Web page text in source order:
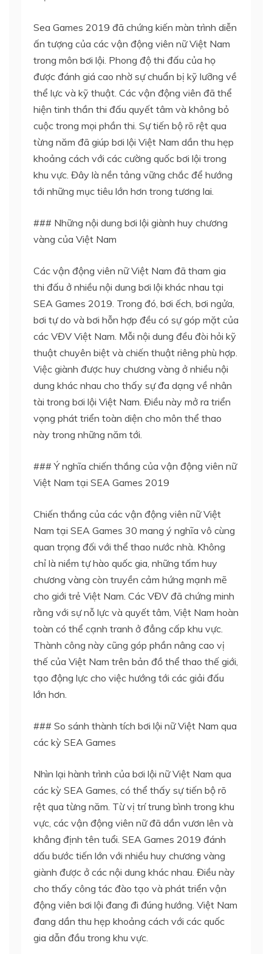
Sea Games 2019 đã chứng kiến màn trình diễn
ấn tượng của các vận động viên nữ Việt Nam
trong môn bơi lội. Phong độ thi đấu của họ
được đánh giá cao nhờ sự chuẩn bị kỹ lưỡng về
thể lực và kỹ thuật. Các vận động viên đã thể
hiện tinh thần thi đấu quyết tâm và không bỏ
cuộc trong mọi phần thi. Sự tiến bộ rõ rệt qua
từng năm đã giúp bơi lội Việt Nam dần thu hẹp
khoảng cách với các cường quốc bơi lội trong
khu vực. Đây là nền tảng vững chắc để hướng
tới những mục tiêu lớn hơn trong tương lai.
### Những nội dung bơi lội giành huy chương
vàng của Việt Nam
Các vận động viên nữ Việt Nam đã tham gia
thi đấu ở nhiều nội dung bơi lội khác nhau tại
SEA Games 2019. Trong đó, bơi ếch, bơi ngửa,
bơi tự do và bơi hỗn hợp đều có sự góp mặt của
các VĐV Việt Nam. Mỗi nội dung đều đòi hỏi kỹ
thuật chuyên biệt và chiến thuật riêng phù hợp.
Việc giành được huy chương vàng ở nhiều nội
dung khác nhau cho thấy sự đa dạng về nhân
tài trong bơi lội Việt Nam. Điều này mở ra triển
vọng phát triển toàn diện cho môn thể thao
này trong những năm tới.
### Ý nghĩa chiến thắng của vận động viên nữ
Việt Nam tại SEA Games 2019
Chiến thắng của các vận động viên nữ Việt
Nam tại SEA Games 30 mang ý nghĩa vô cùng
quan trọng đối với thể thao nước nhà. Không
chỉ là niềm tự hào quốc gia, những tấm huy
chương vàng còn truyền cảm hứng mạnh mẽ
cho giới trẻ Việt Nam. Các VĐV đã chứng minh
rằng với sự nỗ lực và quyết tâm, Việt Nam hoàn
toàn có thể cạnh tranh ở đẳng cấp khu vực.
Thành công này cũng góp phần nâng cao vị
thế của Việt Nam trên bản đồ thể thao thế giới,
tạo động lực cho việc hướng tới các giải đấu
lớn hơn.
### So sánh thành tích bơi lội nữ Việt Nam qua
các kỳ SEA Games
Nhìn lại hành trình của bơi lội nữ Việt Nam qua
các kỳ SEA Games, có thể thấy sự tiến bộ rõ
rệt qua từng năm. Từ vị trí trung bình trong khu
vực, các vận động viên nữ đã dần vươn lên và
khẳng định tên tuổi. SEA Games 2019 đánh
dấu bước tiến lớn với nhiều huy chương vàng
giành được ở các nội dung khác nhau. Điều này
cho thấy công tác đào tạo và phát triển vận
động viên bơi lội đang đi đúng hướng. Việt Nam
đang dần thu hẹp khoảng cách với các quốc
gia dẫn đầu trong khu vực.